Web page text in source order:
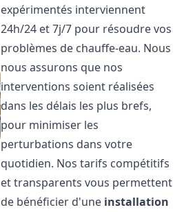
expérimentés interviennent
24h/24 et 7j/7 pour résoudre vos
problèmes de chauffe-eau. Nous
nous assurons que nos
interventions soient réalisées
dans les délais les plus brefs,
pour minimiser les
perturbations dans votre
quotidien. Nos tarifs compétitifs
et transparents vous permettent
de bénéficier d'une installation